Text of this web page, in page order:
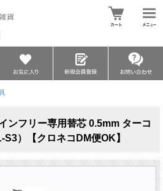
ンフリー専用替芯 0.5mm ターコ
）【クロネコDM便OK】